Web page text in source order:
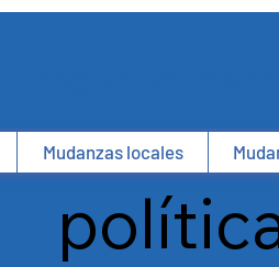
Mudanzas locales